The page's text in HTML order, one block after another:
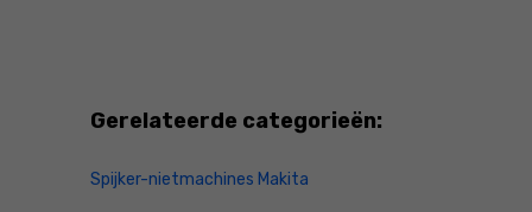
Gerelateerde categorieën:
Spijker-nietmachines Makita